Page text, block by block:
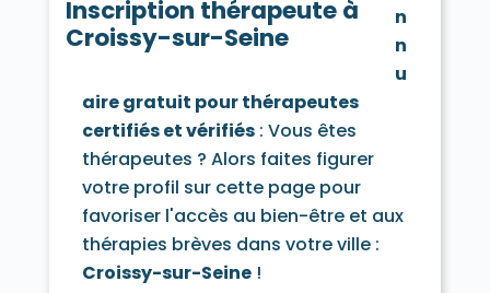
La Hauteville 78113
Herbeville 78580
Hermeray 78125
Houdan 78550
Jambville 78440
Jeufosse 78270
Jouars-Pontchartrain 78760
Jouy-en-Josas 78350
Jouy-Mauvoisin 78200
Jumeauville 78580
Juziers 78820
Lainville-en-Vexin 78440
Lévis-Saint-Nom 78320
Limay 78520
Limetz-Villez 78270
Les Loges-en-Josas 78350
Lommoye 78270
Longnes 78980
Inscription thérapeute à
Croissy-sur-Seine
n
n
u
aire gratuit pour thérapeutes
certifiés et vérifiés: Vous êtes
thérapeutes ? Alors faites figurer
votre profil sur cette page pour
favoriser l'accès au bien-être et aux
thérapies brèves dans votre ville :
Croissy-sur-Seine!